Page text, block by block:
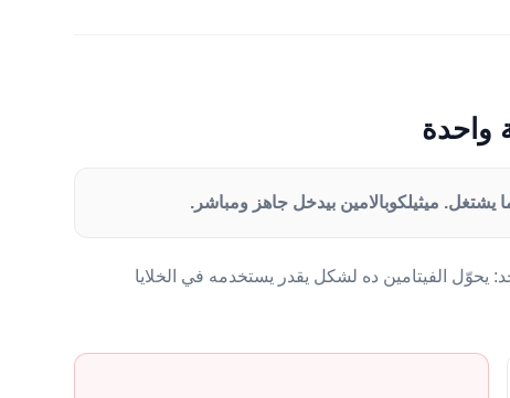
عنده هدف واحد: يحوّل الفيتامين ده لشكل يقدر يستخدمه في الخلايا